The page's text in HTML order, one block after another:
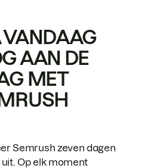
VANDAAG
AAN DE
MET
Semrush zeven dagen
Op elk moment